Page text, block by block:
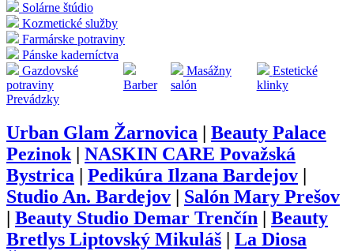
Solárne štúdio
Kozmetické služby
Farmárske potraviny
Pánske kaderníctva
Gazdovské
potraviny
Barber
Masážny
salón
Estetické
klinky
Prevádzky
Urban Glam Žarnovica
Beauty Palace
Pezinok| NASKIN CARE Považská
Bystrica
Pedikúra Ilzana Bardejov
Studio An. Bardejov
Salón Mary Prešov
Beauty Studio Demar Trenčín
Beauty
Bretlys Liptovský Mikuláš
La Diosa